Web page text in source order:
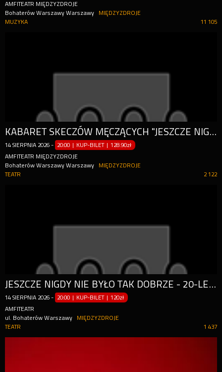
AMFITEATR MIĘDZYZDROJE
Bohaterów Warszawy Warszawy
MIĘDZYZDROJE
11 105
MUZYKA
KABARET SKECZÓW MĘCZĄCYCH "JESZCZE NIGDY NIE BYŁO TAK DOBRZE - 20-LECIE KABARETU"
14 SIERPNIA 2026 - 20:00 | KUP-BILET |128.90zł
AMFITEATR MIĘDZYZDROJE
Bohaterów Warszawy Warszawy
MIĘDZYZDROJE
2 122
TEATR
JESZCZE NIGDY NIE BYŁO TAK DOBRZE - 20-LECIE KABARETU
14 SIERPNIA 2026 - 20:00 | KUP-BILET |120zł
AMFITEATR
ul. Bohaterów Warszawy
MIĘDZYZDROJE
1 437
TEATR